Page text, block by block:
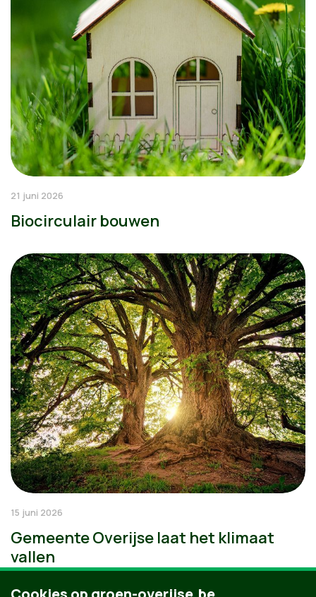
21 juni 2026
Biocirculair bouwen
15 juni 2026
Gemeente Overijse laat het klimaat
vallen